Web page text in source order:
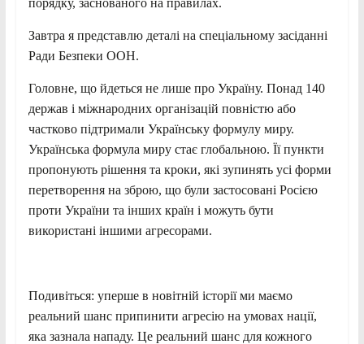
Завтра я представлю деталі на спеціальному засіданні
Ради Безпеки ООН.
Головне, що йдеться не лише про Україну. Понад 140
держав і міжнародних організацій повністю або
частково підтримали Українську формулу миру.
Українська формула миру стає глобальною. Її пункти
пропонують рішення та кроки, які зупинять усі форми
перетворення на зброю, що були застосовані Росією
проти України та інших країн і можуть бути
використані іншими агресорами.
Подивіться: уперше в новітній історії ми маємо
реальний шанс припинити агресію на умовах нації,
яка зазнала нападу. Це реальний шанс для кожного